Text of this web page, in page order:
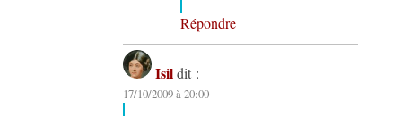
Répondre
Isil dit :
17/10/2009 à 20:00